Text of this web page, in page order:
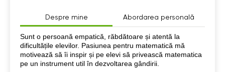
Despre mine Abordarea personală
Despre mine
Sunt o persoană empatică, răbdătoare și atentă la
dificultățile elevilor. Pasiunea pentru matematică mă
motivează să îi inspir și pe elevi să privească matematica
pe un instrument util în dezvoltarea gândirii.